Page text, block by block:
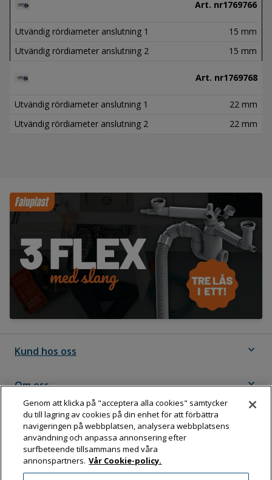
Art. nr1769766
Utvändig rördiameter anslutning 1
15 mm
Utvändig rördiameter anslutning 2
15 mm
Art. nr1769768
Utvändig rördiameter anslutning 1
22 mm
Utvändig rördiameter anslutning 2
22 mm
Kund hos oss expand_more
Om oss expand_more
Följ Dahl
Genom att klicka på "acceptera alla cookies" samtycker
du till lagring av cookies på din enhet för att förbättra
navigeringen på webbplatsen, analysera webbplatsens
användning och anpassa annonsering efter
surfbeteende tillsammans med våra
annonspartners. Vår Cookie-policy.